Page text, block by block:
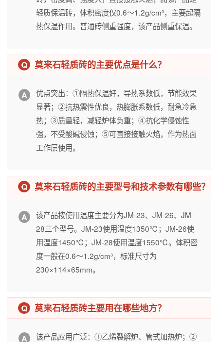
轻质保温砖，体积密度仅0.6～1.2g/cm³，主要起隔
热保温作用。普通砖侧重强度，该产品侧重保温。
莫来石轻质砖的主要优点是什么？
优点突出：①隔热保温好，导热系数低，节能效果
显著；②抗热震性优良，热膨胀系数低，耐急冷急
热；③质量轻，减轻炉体负重；④抗化学侵蚀性
强，不受酸碱侵蚀；⑤可直接接触火焰，作为热面
工作层使用。
莫来石轻质砖的主要型号和技术参数有哪些？
该产品按使用温度主要分为JM-23、JM-26、JM-
28三个型号。JM-23使用温度1350℃；JM-26使
用温度1450℃；JM-28使用温度1550℃。体积密
度一般在0.6～1.2g/cm³，标准尺寸为
230×114×65mm。
莫来石轻质砖主要用在哪些地方？
该产品应用广泛：①乙烯裂解炉、管式加热炉；②